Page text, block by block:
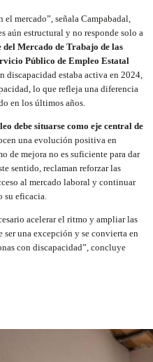
mercado”, señala Campabadal,
aún estructural y no responde solo a
Mercado de Trabajo de las
Público de Empleo Estatal
discapacidad estaba activa en 2024,
lo que refleja una diferencia
en los últimos años.
debe situarse como eje central de
una evolución positiva en
de mejora no es suficiente para dar
sentido, reclaman reforzar las
al mercado laboral y continuar
su eficacia.
acelerar el ritmo y ampliar las
una excepción y se convierta en
con discapacidad”, concluye